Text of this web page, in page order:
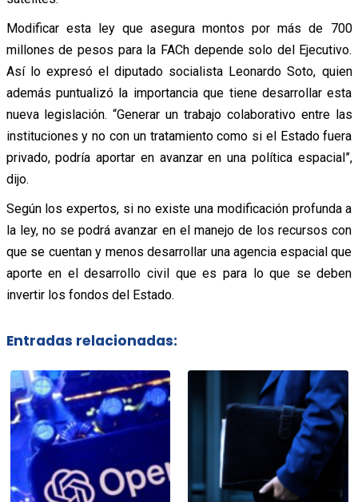
Modificar esta ley que asegura montos por más de 700
millones de pesos para la FACh depende solo del Ejecutivo.
Así lo expresó el diputado socialista Leonardo Soto, quien
además puntualizó la importancia que tiene desarrollar esta
nueva legislación. “Generar un trabajo colaborativo entre las
instituciones y no con un tratamiento como si el Estado fuera
privado, podría aportar en avanzar en una política espacial”,
dijo.
Según los expertos, si no existe una modificación profunda a
la ley, no se podrá avanzar en el manejo de los recursos con
que se cuentan y menos desarrollar una agencia espacial que
aporte en el desarrollo civil que es para lo que se deben
invertir los fondos del Estado.
Entradas relacionadas: